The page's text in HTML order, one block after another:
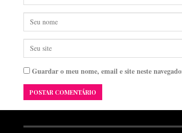
Guardar o meu nome, email e site neste